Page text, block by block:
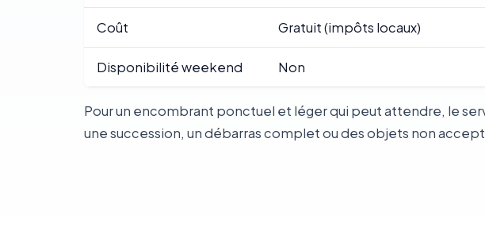
Coût Gratuit (impôts locaux)
Disponibilité weekend Non
Pour un encombrant ponctuel et léger qui peut attendre, le
une succession, un débarras complet ou des objets non